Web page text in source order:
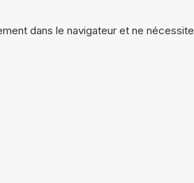
dans le navigateur et ne nécessite